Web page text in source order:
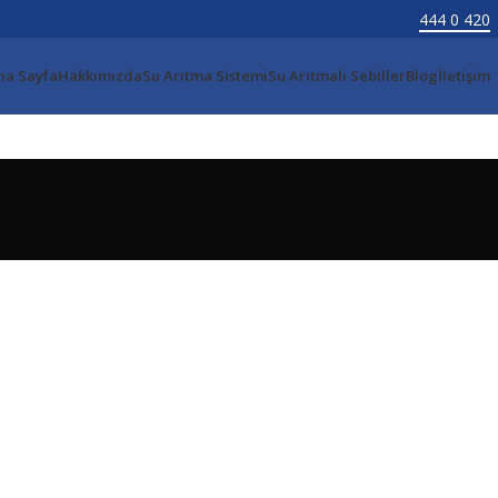
444 0 420
SayfaHakkımızdaSu Arıtma SistemiSu Arıtmalı SebillerBlogİletişim